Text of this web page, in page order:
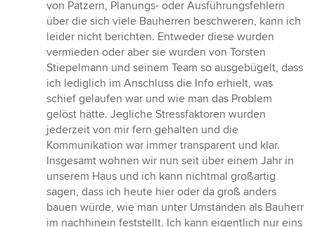
von Patzern, Planungs- oder Ausführungsfehlern
über die sich viele Bauherren beschweren, kann ich
leider nicht berichten. Entweder diese wurden
vermieden oder aber sie wurden von Torsten
Stiepelmann und seinem Team so ausgebügelt, dass
ich lediglich im Anschluss die Info erhielt, was
schief gelaufen war und wie man das Problem
gelöst hätte. Jegliche Stressfaktoren wurden
jederzeit von mir fern gehalten und die
Kommunikation war immer transparent und klar.
Insgesamt wohnen wir nun seit über einem Jahr in
unserem Haus und ich kann nichtmal großartig
sagen, dass ich heute hier oder da groß anders
bauen würde, wie man unter Umständen als Bauherr
im nachhinein feststellt. Ich kann eigentlich nur eins